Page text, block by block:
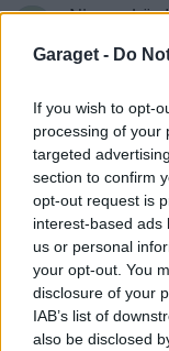
Garaget - Do
If you wish to opt-
processing of your
targeted
section to confirm
opt-out request is
interest-based ads
us or personal
your opt-out. You
disclosure of your
IAB’s list of
also be disclosed
Ni som kör
Senaste
delar
Senaste
Huggern
Senaste
Camaro
Senaste
Senaste